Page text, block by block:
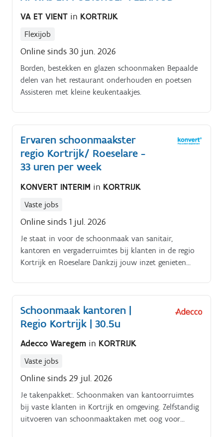
VA ET VIENT in KORTRIJK
Flexijob
Online sinds 30 jun. 2026
Borden, bestekken en glazen schoonmaken Bepaalde
delen van het restaurant onderhouden en poetsen
Assisteren met kleine keukentaakjes.
Ervaren schoonmaakster
regio Kortrijk/ Roeselare -
33 uren per week
KONVERT INTERIM in KORTRIJK
Vaste jobs
Online sinds 1 jul. 2026
Je staat in voor de schoonmaak van sanitair,
kantoren en vergaderruimtes bij klanten in de regio
Kortrijk en Roeselare Dankzij jouw inzet genieten
aangename en frisse werkomgeving.
Schoonmaak kantoren |
Regio Kortrijk | 30.5u
Adecco Waregem in KORTRIJK
Vaste jobs
Online sinds 29 jul. 2026
Je takenpakket:. Schoonmaken van kantoorruimtes
bij vaste klanten in Kortrijk en omgeving. Zelfstandig
uitvoeren van schoonmaaktaken met oog voor